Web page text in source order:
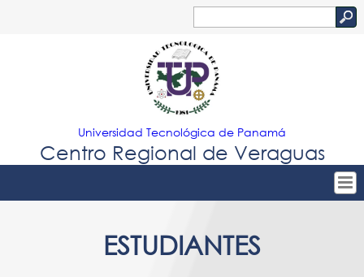
Jump to navigation
de
búsqueda
Universidad Tecnológica de Panamá
Centro Regional de Veraguas
Nuestro Centro
ESTUDIANTES